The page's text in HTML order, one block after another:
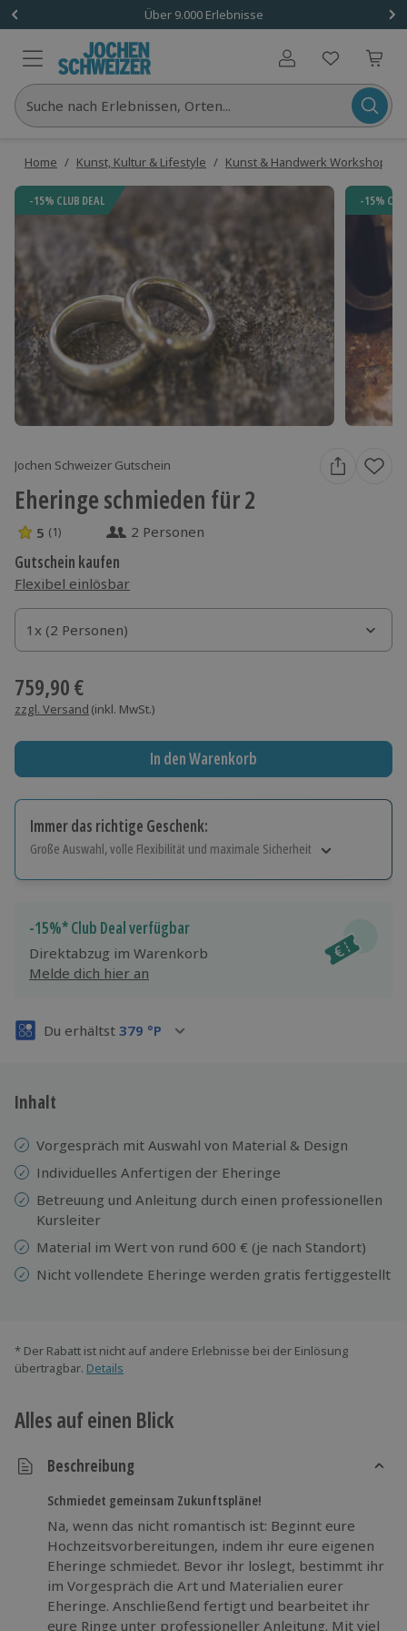
Über 9.000 Erlebnisse
Benutzerkonto
Suche nach Erlebnissen, Orten...
Home / Kunst, Kultur & Lifestyle / Kunst & Handwerk Workshops
-15% CLUB DEAL -15%
Jochen Schweizer Gutschein
Eheringe schmieden für 2
5 Sterne von 5 aus 1 Bewertungen
5 (1) 2 Personen
Gutschein kaufen
Flexibel einlösbar
1x (2 Personen)
1x (2 Personen)
1x (2 Personen)
759,90 €
zzgl. Versand (inkl. MwSt.)
In den Warenkorb
Immer das richtige Geschenk:
Große Auswahl, volle Flexibilität und maximale Sicherheit
Jeder Gutschein für alle Erlebnisse einlösbar.
Maximale Sicherheit
3 Jahre gültig & verlängerbar.
-15%* Club Deal verfügbar
Direktabzug im Warenkorb
Melde dich hier an
Du erhältst 379 °P
Inhalt
Vorgespräch mit Auswahl von Material & Design
Individuelles Anfertigen der Eheringe
Betreuung und Anleitung durch einen professionellen
Kursleiter
Material im Wert von rund 600 € (je nach Standort)
Nicht vollendete Eheringe werden gratis fertiggestellt
* Der Rabatt ist nicht auf andere Erlebnisse bei der Einlösung
übertragbar. Details
Alles auf einen Blick
Beschreibung
Schmiedet gemeinsam Zukunftspläne!
Na, wenn das nicht romantisch ist: Beginnt eure
Hochzeitsvorbereitungen, indem ihr eure eigenen
Eheringe schmiedet. Bevor ihr loslegt, bestimmt ihr
im Vorgespräch die Art und Materialien eurer
Eheringe. Anschließend fertigt und bearbeitet ihr
eure Ringe unter professioneller Anleitung. Mit viel